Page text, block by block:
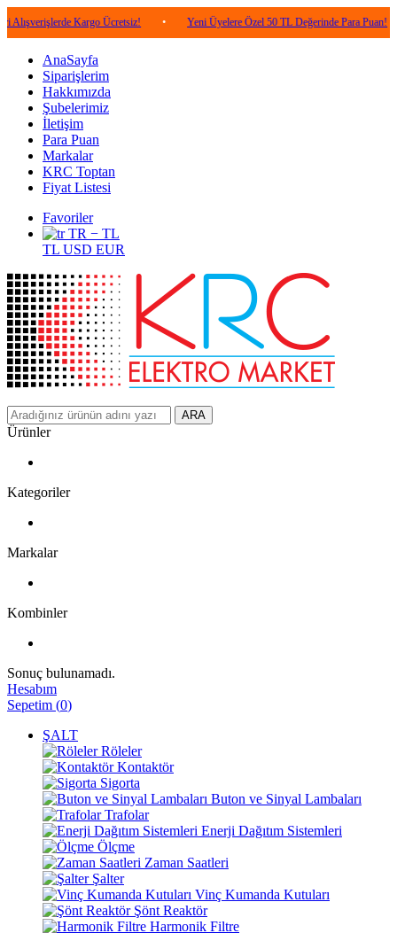
Kargo Ücretsiz! • Yeni Üyelere Özel 50 TL Değerinde Para Puan! •
AnaSayfa
Siparişlerim
Hakkımızda
Şubelerimiz
İletişim
Para Puan
Markalar
KRC Toptan
Fiyat Listesi
Favoriler
TR − TL
TL USD EUR
ARA
Ürünler
Kategoriler
Markalar
Kombinler
Sonuç bulunamadı.
Hesabım
Sepetim (0)
ŞALT
Röleler
Kontaktör
Sigorta
Buton ve Sinyal Lambaları
Trafolar
Enerji Dağıtım Sistemleri
Ölçme
Zaman Saatleri
Şalter
Vinç Kumanda Kutuları
Şönt Reaktör
Harmonik Filtre